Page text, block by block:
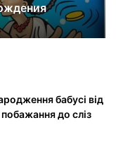
бабусі від
до сліз